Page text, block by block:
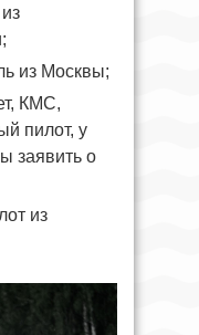
из Москвы;
КМС,
пилот, у
заявить о
из